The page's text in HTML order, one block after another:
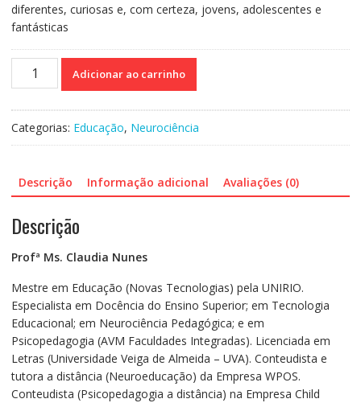
diferentes, curiosas e, com certeza, jovens, adolescentes e
fantásticas
Mentes
Comum
Adicionar ao carrinho
Categorias: Educação, Neurociência
Descrição Informação adicional Avaliações (0)
Descrição
Profª Ms. Claudia Nunes
Mestre em Educação (Novas Tecnologias) pela UNIRIO.
Especialista em Docência do Ensino Superior; em Tecnologia
Educacional; em Neurociência Pedagógica; e em
Psicopedagogia (AVM Faculdades Integradas). Licenciada em
Letras (Universidade Veiga de Almeida – UVA). Conteudista e
tutora a distância (Neuroeducação) da Empresa WPOS.
Conteudista (Psicopedagogia a distância) na Empresa Child